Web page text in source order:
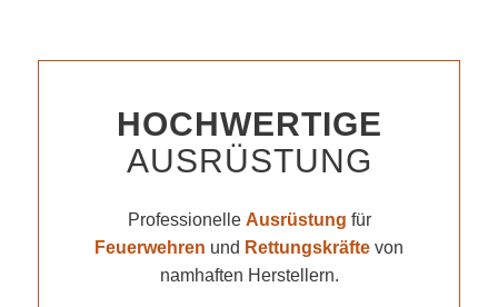
HOCHWERTIGE
AUSRÜSTUNG
Professionelle Ausrüstung für
Feuerwehren und Rettungskräfte von
namhaften Herstellern.